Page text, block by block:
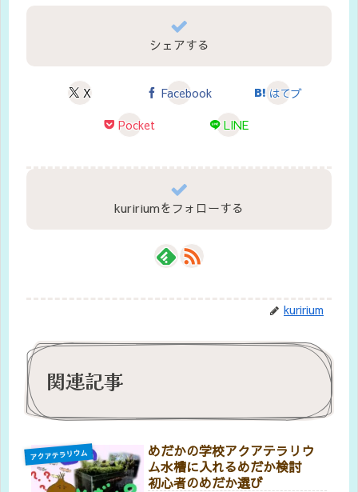
シェアする
X Facebook
はてブ
Pocket
LINE
kuririumをフォローする
kuririum
関連記事
アクアテラリウム
めだかの学校アクアテラリウ
ム水槽に入れるめだか検討
初心者のめだか選び